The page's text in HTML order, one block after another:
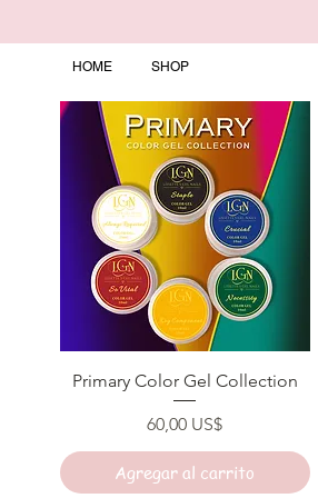
HOME SHOP
Vista rápida
Primary Color Gel Collection
Precio
60,00 US$
Agregar al carrito